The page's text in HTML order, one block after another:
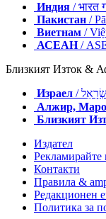
Индия / भारत
Пакистан /
Виетнам /
АСЕАН/
Близкият Изток &
Израел
Алжир,
Близкият
Издател
Рекламирайте
Контакти
Правила &
Редакционен
Политика за